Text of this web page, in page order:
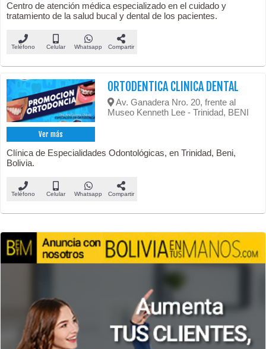
Centro de atención médica especializado en el cuidado y
tratamiento de la salud bucal y dental de los pacientes.
Teléfono Celular Whatsapp Compartir
Ver más
ORTODENTICA CLINICA DENTAL
Av. Ganadera Nro. 20, frente al
Museo Kenneth Lee - Trinidad, BENI
Clínica de Especialidades Odontológicas, en Trinidad, Beni,
Bolivia.
Teléfono Celular Whatsapp Compartir